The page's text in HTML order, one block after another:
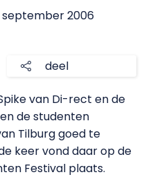
september 2006
deel
van Di-rect en de
de studenten
Tilburg goed te
keer vond daar op de
Festival plaats.